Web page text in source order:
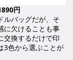
円
ルバッグだが、そ
に欠けることも事
交換するだけで印
3色から選ぶことが